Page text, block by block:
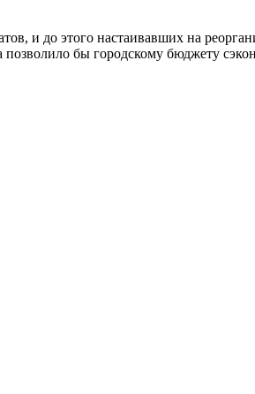
и до этого настаивавших на
бы городскому бюджету